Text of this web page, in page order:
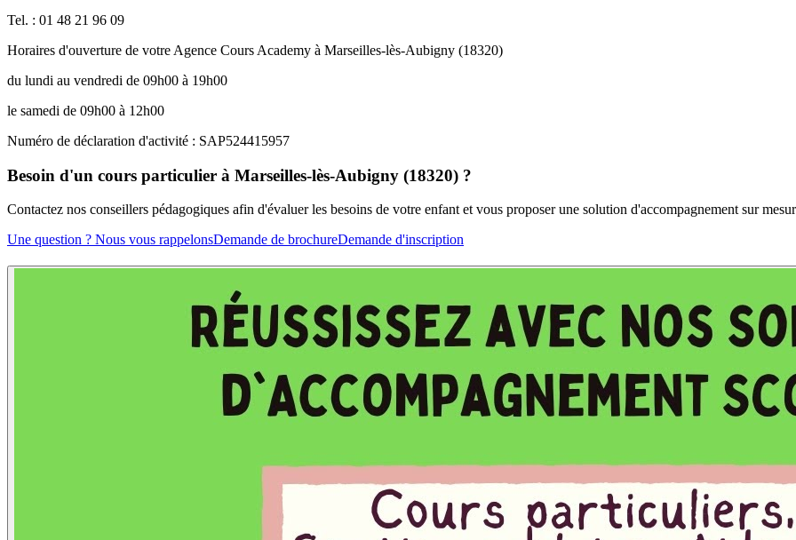
Tel. : 01 48 21 96 09
Horaires d'ouverture de votre Agence Cours Academy à Marseilles-lès-Aubigny (18320)
du lundi au vendredi de 09h00 à 19h00
le samedi de 09h00 à 12h00
Numéro de déclaration d'activité : SAP524415957
Besoin d'un cours particulier à Marseilles-lès-Aubigny (18320) ?
Contactez nos conseillers pédagogiques afin d'évaluer les besoins de votre enfant et vous proposer une solution d'accompagnement sur
Une question ? Nous vous rappelonsDemande de brochureDemande d'inscription